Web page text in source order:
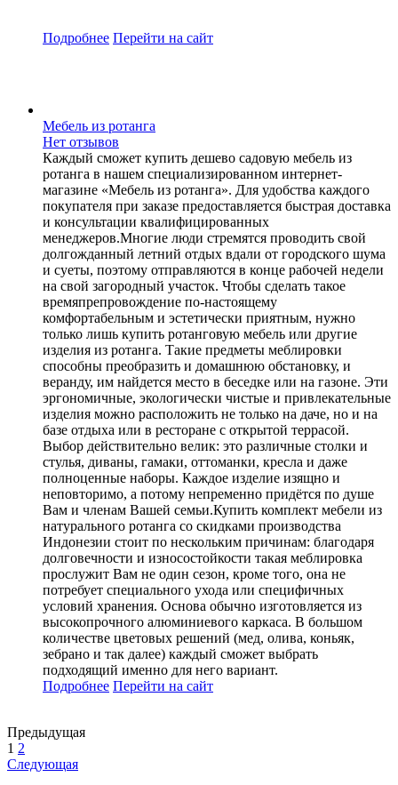
Подробнее Перейти на сайт
Мебель из ротанга
Нет отзывов
Каждый сможет купить дешево садовую мебель из
ротанга в нашем специализированном интернет-
магазине «Мебель из ротанга». Для удобства каждого
покупателя при заказе предоставляется быстрая доставка
и консультации квалифицированных
менеджеров.Многие люди стремятся проводить свой
долгожданный летний отдых вдали от городского шума
и суеты, поэтому отправляются в конце рабочей недели
на свой загородный участок. Чтобы сделать такое
времяпрепровождение по-настоящему
комфортабельным и эстетически приятным, нужно
только лишь купить ротанговую мебель или другие
изделия из ротанга. Такие предметы меблировки
способны преобразить и домашнюю обстановку, и
веранду, им найдется место в беседке или на газоне. Эти
эргономичные, экологически чистые и привлекательные
изделия можно расположить не только на даче, но и на
базе отдыха или в ресторане с открытой террасой.
Выбор действительно велик: это различные столки и
стулья, диваны, гамаки, оттоманки, кресла и даже
полноценные наборы. Каждое изделие изящно и
неповторимо, а потому непременно придётся по душе
Вам и членам Вашей семьи.Купить комплект мебели из
натурального ротанга со скидками производства
Индонезии стоит по нескольким причинам: благодаря
долговечности и износостойкости такая меблировка
прослужит Вам не один сезон, кроме того, она не
потребует специального ухода или специфичных
условий хранения. Основа обычно изготовляется из
высокопрочного алюминиевого каркаса. В большом
количестве цветовых решений (мед, олива, коньяк,
зебрано и так далее) каждый сможет выбрать
подходящий именно для него вариант.
Подробнее Перейти на сайт
Предыдущая
1 2
Следующая